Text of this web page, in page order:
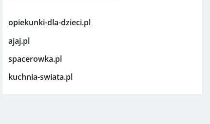
opiekunki-dla-dzieci.pl
ajaj.pl
spacerowka.pl
kuchnia-swiata.pl